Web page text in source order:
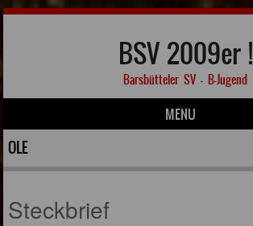
BSV 2009er !
Barsbütteler SV – B-Jugend
MENU
Skip to content
OLE
Steckbrief